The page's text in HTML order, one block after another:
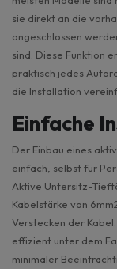
sie direkt an die
angeschlossen
sind. Diese Funktion
praktisch jedes
die Installation
Einfache
Der Einbau eines
einfach, selbst für
Aktive Untersitz-
Kabelstärke von
Verstecken der
effizient unter dem
minimaler